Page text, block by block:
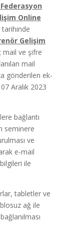
Online
tarihinde
Gelişim
mail ve şifre
mail
gönderilen ek-
Aralık 2023
bağlantı
seminere
ve
e-mail
ile
tabletler ve
ağ ile